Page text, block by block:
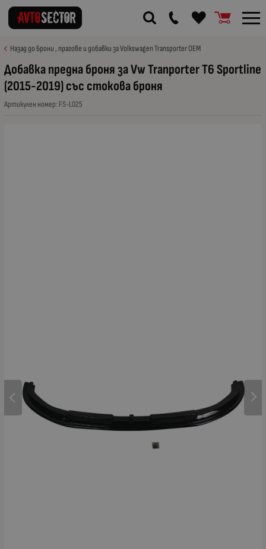
Назад до Брони , прагове и добавки за Volkswagen Transporter OEM
Добавка предна броня за Vw Tranporter T6 Sportline
(2015-2019) със стокова броня
Артикулен номер: FS-L025